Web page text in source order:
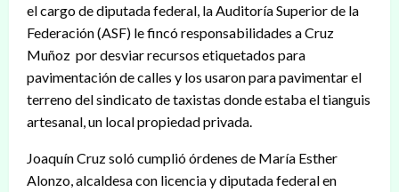
el cargo de diputada federal, la Auditoría Superior de la
Federación (ASF) le fincó responsabilidades a Cruz
Muñoz por desviar recursos etiquetados para
pavimentación de calles y los usaron para pavimentar el
terreno del sindicato de taxistas donde estaba el tianguis
artesanal, un local propiedad privada.
Joaquín Cruz soló cumplió órdenes de María Esther
Alonzo, alcaldesa con licencia y diputada federal en